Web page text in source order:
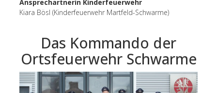
Ansprechartnerin Kinderfeuerwehr
Kiara Bösl (Kinderfeuerwehr Martfeld-Schwarme)
Das Kommando der
Ortsfeuerwehr Schwarme